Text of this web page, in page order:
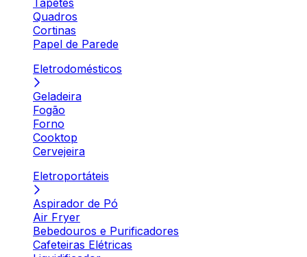
Tapetes
Quadros
Cortinas
Papel de Parede
Eletrodomésticos
Geladeira
Fogão
Forno
Cooktop
Cervejeira
Eletroportáteis
Aspirador de Pó
Air Fryer
Bebedouros e Purificadores
Cafeteiras Elétricas